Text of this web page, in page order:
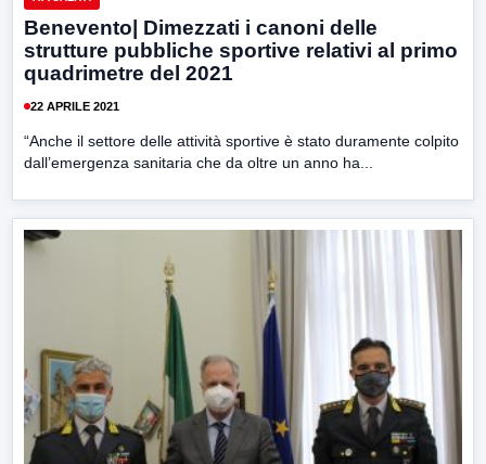
Benevento| Dimezzati i canoni delle
strutture pubbliche sportive relativi al primo
quadrimetre del 2021
22 APRILE 2021
“Anche il settore delle attività sportive è stato duramente colpito
dall’emergenza sanitaria che da oltre un anno ha...